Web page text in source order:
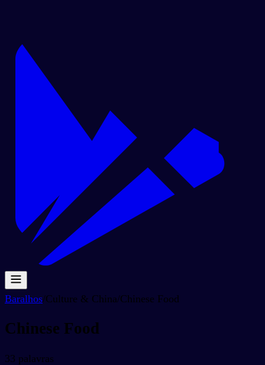
Baralhos/Culture & China/Chinese Food
Chinese Food
33 palavras